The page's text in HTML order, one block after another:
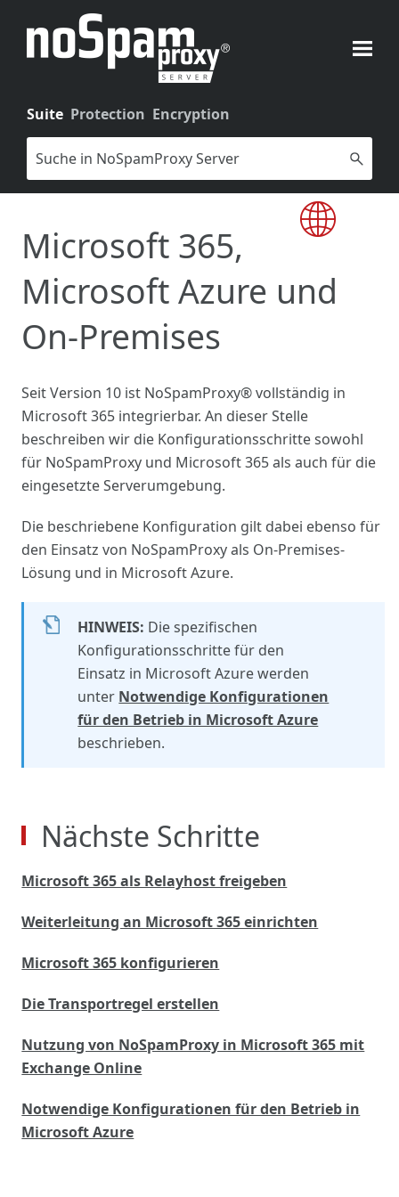
Zu Hauptinhalt springen
Suite Protection Encryption
Microsoft 365,
Microsoft Azure und
On-Premises
Seit Version 10 ist NoSpamProxy®vollständig in
Microsoft 365 integrierbar.An dieser Stelle
beschreiben wir die Konfigurationsschritte sowohl
für NoSpamProxy und Microsoft 365 als auch für die
eingesetzte Serverumgebung.
Die beschriebene Konfiguration gilt dabei ebenso für
den Einsatz von NoSpamProxy als On-Premises-
Lösung und in Microsoft Azure.
HINWEIS: Die spezifischen
Konfigurationsschritte für den
Einsatz in Microsoft Azure werden
unter Notwendige Konfigurationen
für den Betrieb in Microsoft Azure
beschrieben.
Nächste Schritte
Microsoft 365 als Relayhost freigeben
Weiterleitung an Microsoft 365 einrichten
Microsoft 365 konfigurieren
Die Transportregel erstellen
Nutzung von NoSpamProxy in Microsoft 365 mit
Exchange Online
Notwendige Konfigurationen für den Betrieb in
Microsoft Azure